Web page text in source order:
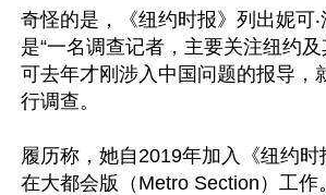
奇怪的是，《纽约时报》列出妮可
是“一名调查记者，主要关注纽约
可去年才刚涉入中国问题的报导，
行调查。
履历称，她自2019年加入《纽约时
在大都会版（Metro Section）工作